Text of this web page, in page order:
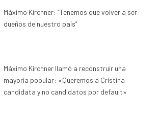
Máximo Kirchner: “Tenemos que volver a ser
dueños de nuestro país”
Máximo Kirchner llamó a reconstruir una
mayoría popular: «Queremos a Cristina
candidata y no candidatos por default»